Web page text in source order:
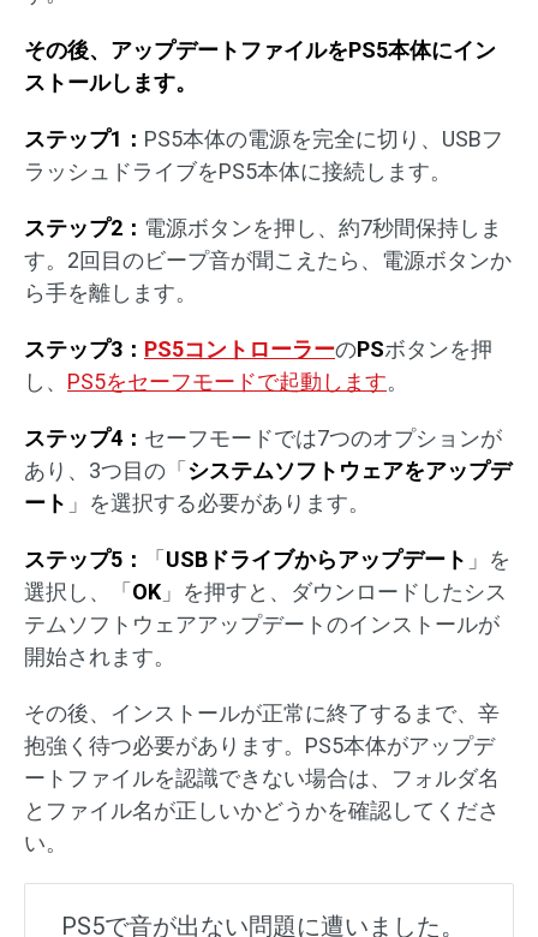
その後、アップデートファイルをPS5本体にイン
ストールします。
ステップ1： PS5本体の電源を完全に切り、USBフ
ラッシュドライブをPS5本体に接続します。
ステップ2： 電源ボタンを押し、約7秒間保持しま
す。2回目のビープ音が聞こえたら、電源ボタンか
ら手を離します。
ステップ3： PS5コントローラーのPSボタンを押
し、 PS5をセーフモードで起動します。
ステップ4： セーフモードでは7つのオプションが
あり、3つ目の「 システムソフトウェアをアップデ
ート 」を選択する必要があります。
ステップ5： 「 USBドライブからアップデート 」を
選択し、「 OK 」を押すと、ダウンロードしたシス
テムソフトウェアアップデートのインストールが
開始されます。
その後、インストールが正常に終了するまで、辛
抱強く待つ必要があります。PS5本体がアップデ
ートファイルを認識できない場合は、フォルダ名
とファイル名が正しいかどうかを確認してくださ
い。
PS5で音が出ない問題に遭いました。